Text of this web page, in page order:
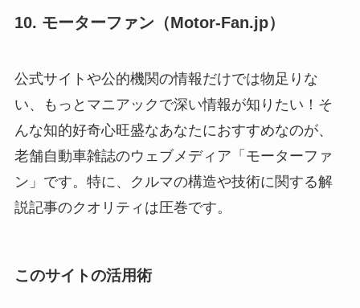
10. モーターファン（Motor-Fan.jp）
公式サイトや公的機関の情報だけでは物足りな
い、もっとマニアックで深い情報が知りたい！そ
んな知的好奇心旺盛なあなたにおすすめなのが、
老舗自動車雑誌のウェブメディア「モーターファ
ン」です。特に、クルマの構造や技術に関する解
説記事のクオリティは圧巻です。
このサイトの活用術